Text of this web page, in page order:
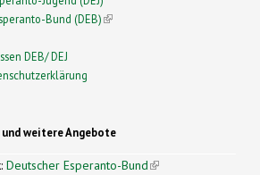
Bund (DEB)(link is external)
DEB/ DEJ
weitere Angebote
Deutscher Esperanto-Bund(link is